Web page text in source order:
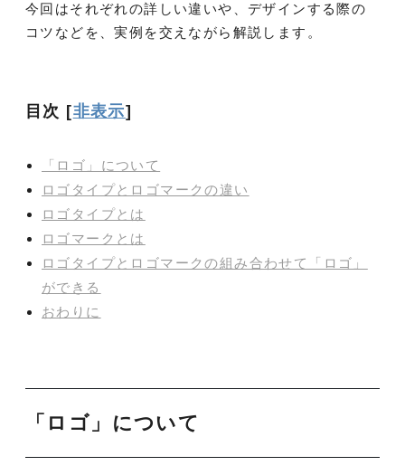
今回はそれぞれの詳しい違いや、デザインする際の
コツなどを、実例を交えながら解説します。
目次 [非表示]
「ロゴ」について
ロゴタイプとロゴマークの違い
ロゴタイプとは
ロゴマークとは
ロゴタイプとロゴマークの組み合わせて「ロゴ」
ができる
おわりに
「ロゴ」について